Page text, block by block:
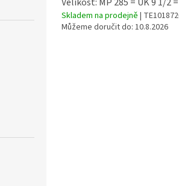
Skladem na prodejně |
Můžeme doručit do: 10.8.2026